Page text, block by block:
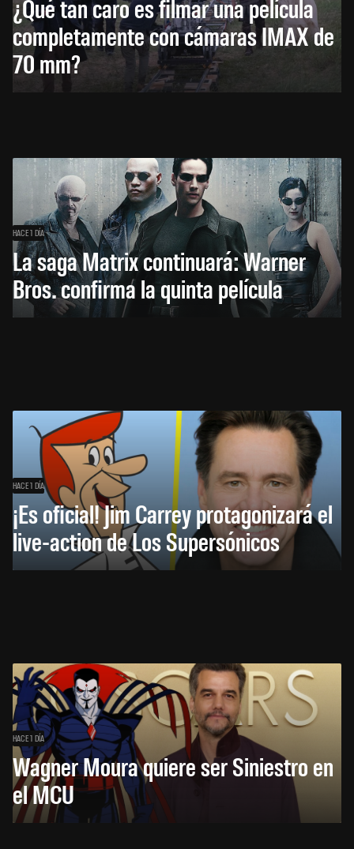
¿Qué tan caro es filmar una película
completamente con cámaras IMAX de
70 mm?
HACE 1 DÍA
La saga Matrix continuará: Warner
Bros. confirma la quinta película
HACE 1 DÍA
¡Es oficial! Jim Carrey protagonizará el
live-action de Los Supersónicos
HACE 1 DÍA
Wagner Moura quiere ser Siniestro en
el MCU